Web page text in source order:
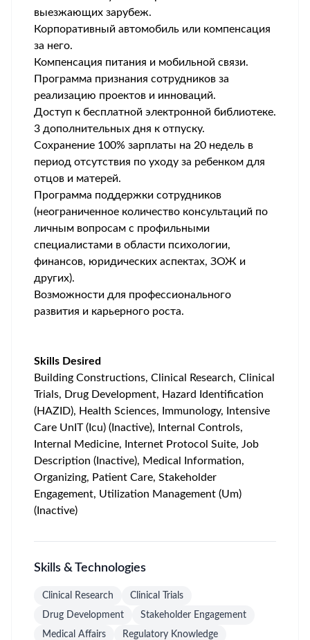
выезжающих зарубеж.
Корпоративный автомобиль или компенсация
за него.
Компенсация питания и мобильной связи.
Программа признания сотрудников за
реализацию проектов и инноваций.
Доступ к бесплатной электронной библиотеке.
3 дополнительных дня к отпуску.
Сохранение 100% зарплаты на 20 недель в
период отсутствия по уходу за ребенком для
отцов и матерей.
Программа поддержки сотрудников
(неограниченное количество консультаций по
личным вопросам с профильными
специалистами в области психологии,
финансов, юридических аспектах, ЗОЖ и
других).
Возможности для профессионального
развития и карьерного роста.
Skills Desired
Building Constructions, Clinical Research, Clinical
Trials, Drug Development, Hazard Identification
(HAZID), Health Sciences, Immunology, Intensive
Care UnIT (Icu) (Inactive), Internal Controls,
Internal Medicine, Internet Protocol Suite, Job
Description (Inactive), Medical Information,
Organizing, Patient Care, Stakeholder
Engagement, Utilization Management (Um)
(Inactive)
Skills & Technologies
Clinical Research
Clinical Trials
Drug Development
Stakeholder Engagement
Medical Affairs
Regulatory Knowledge